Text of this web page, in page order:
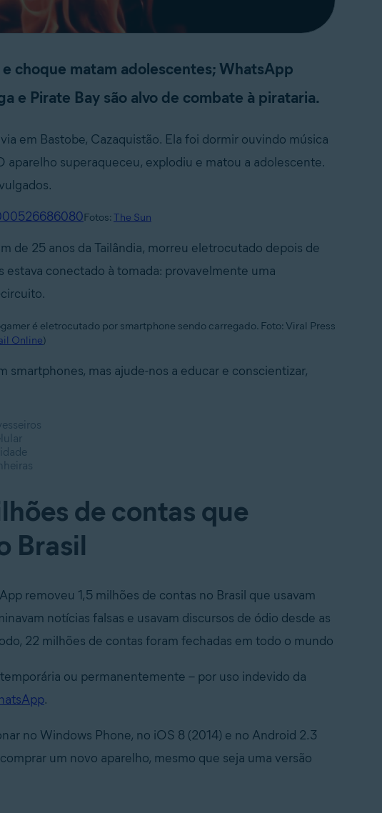
choque matam adolescentes; WhatsApp
e Pirate Bay são alvo de combate à pirataria.
em Bastobe, Cazaquistão. Ela foi dormir ouvindo música
superaqueceu, explodiu e matou a adolescente.
Fotos:The Sun
de 25 anos da Tailândia, morreu eletrocutado depois de
conectado à tomada: provavelmente uma
é eletrocutado por smartphone sendo carregado. Foto: Viral Press
Online)
mas ajude-nos a educar e conscientizar,
de contas que
Brasil
removeu 1,5 milhões de contas no Brasil que usavam
notícias falsas e usavam discursos de ódio desde as
22 milhões de contas foram fechadas em todo o mundo
ou permanentemente – por uso indevido da
.
no Windows Phone, no iOS 8 (2014) e no Android 2.3
um novo aparelho, mesmo que seja uma versão